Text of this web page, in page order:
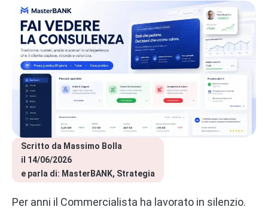
Scritto da Massimo Bolla
il 14/06/2026
e parla di: MasterBANK Strategia
Per anni il Commercialista ha lavorato in silenzio.